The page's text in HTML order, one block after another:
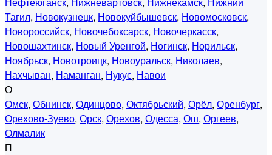
Тагил, Новокузнецк, Новокуйбышевск, Новомосковск,
Новороссийск, Новочебоксарск, Новочеркасск,
Новошахтинск, Новый Уренгой, Ногинск, Норильск,
Ноябрьск, Новотроицк, Новоуральск, Николаев,
Нахчыван, Наманган, Нукус, Навои
О
Омск, Обнинск, Одинцово, Октябрьский, Орёл, Оренбург,
Орехово-Зуево, Орск, Орехов, Одесса, Ош, Оргеев,
Олмалик
П